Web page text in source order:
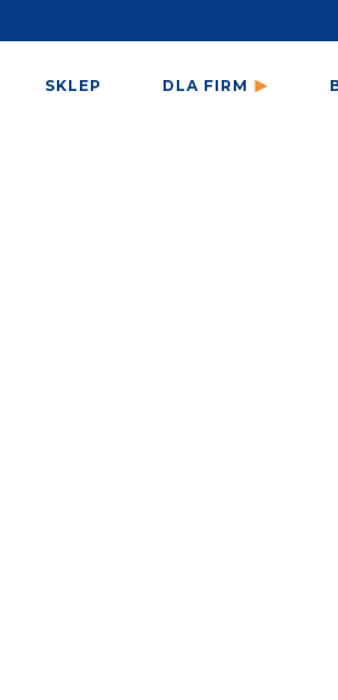
SKLEP DLA FIRM